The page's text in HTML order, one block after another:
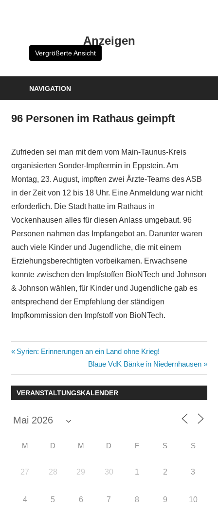
Anzeigen
Vergrößerte Ansicht
NAVIGATION
96 Personen im Rathaus geimpft
Zufrieden sei man mit dem vom Main-Taunus-Kreis
organisierten Sonder-Impftermin in Eppstein. Am
Montag, 23. August, impften zwei Ärzte-Teams des ASB
in der Zeit von 12 bis 18 Uhr. Eine Anmeldung war nicht
erforderlich. Die Stadt hatte im Rathaus in
Vockenhausen alles für diesen Anlass umgebaut. 96
Personen nahmen das Impfangebot an. Darunter waren
auch viele Kinder und Jugendliche, die mit einem
Erziehungsberechtigten vorbeikamen. Erwachsene
konnte zwischen den Impfstoffen BioNTech und Johnson
& Johnson wählen, für Kinder und Jugendliche gab es
entsprechend der Empfehlung der ständigen
Impfkommission den Impfstoff von BioNTech.
Beitragsnavigation
Vorheriger
Syrien: Erinnerungen an ein Land ohne Krieg!
Nächster
Beitrag:
Blaue VdK Bänke in Niedernhausen
VERANSTALTUNGSKALENDER
M D M D F S S
27 28 29 30 1 2 3
4 5 6 7 8 9 10